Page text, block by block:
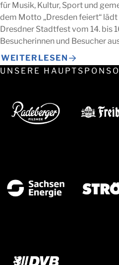
für Musik, Kultur, Sport und
dem Motto „Dresden feiert“ lädt
Dresdner Stadtfest vom 14. bis
Besucherinnen und Besucher
Deutschland ein, die besondere
Landeshauptstadt gemeinsam
Altmarkt, Theaterplatz,
WEITERLESEN
UNSERE